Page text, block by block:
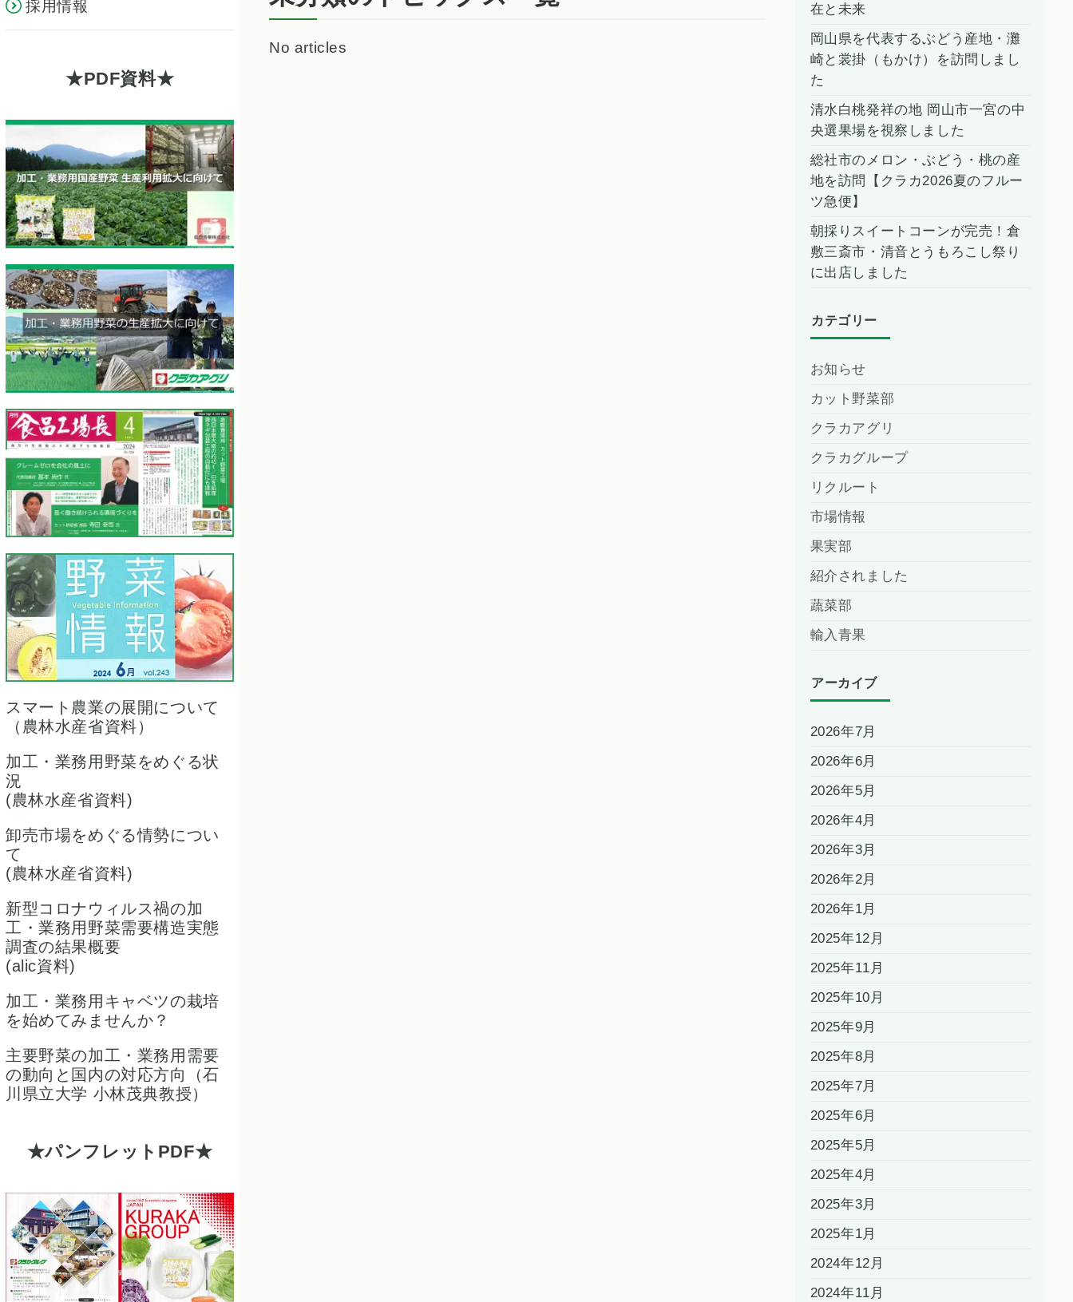
採用情報
PDF資料
スマート農業の展開について
（農林水産省資料）
加工・業務用野菜をめぐる状
況
(農林水産省資料)
卸売市場をめぐる情勢につい
て
(農林水産省資料)
新型コロナウィルス禍の加
工・業務用野菜需要構造実態
調査の結果概要
(alic資料)
加工・業務用キャベツの栽培
を始めてみませんか？
主要野菜の加工・業務用需要
の動向と国内の対応方向（石
川県立大学 小林茂典教授）
パンフレットPDF
No articles
在と未来
岡山県を代表するぶどう産地・灘
崎と裳掛（もかけ）を訪問しまし
た
清水白桃発祥の地 岡山市一宮の中
央選果場を視察しました
総社市のメロン・ぶどう・桃の産
地を訪問【クラカ2026夏のフルー
ツ急便】
朝採りスイートコーンが完売！倉
敷三斎市・清音とうもろこし祭り
に出店しました
カテゴリー
お知らせ
カット野菜部
クラカアグリ
クラカグループ
リクルート
市場情報
果実部
紹介されました
蔬菜部
輸入青果
アーカイブ
2026年7月
2026年6月
2026年5月
2026年4月
2026年3月
2026年2月
2026年1月
2025年12月
2025年11月
2025年10月
2025年9月
2025年8月
2025年7月
2025年6月
2025年5月
2025年4月
2025年3月
2025年1月
2024年12月
2024年11月